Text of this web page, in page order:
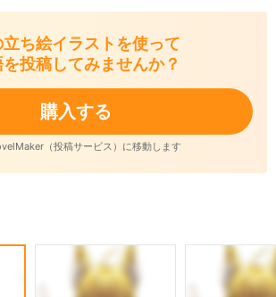
立ち絵イラストを使って
投稿してみませんか？
購入する
（投稿サービス）に移動します